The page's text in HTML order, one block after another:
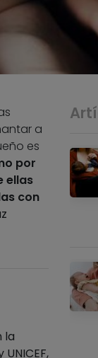
a
es
por
ellas
con
la